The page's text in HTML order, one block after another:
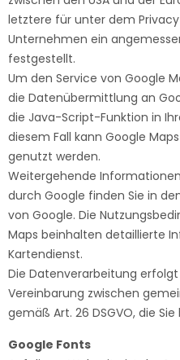
letztere für unter dem
Unternehmen ein
festgestellt.
Um den Service von Google
die Datenübermittlung an
die Java-Script-Funktion in
diesem Fall kann Google
genutzt werden.
Weitergehende
durch Google finden Sie in
von Google. Die
Maps beinhalten detaillierte
Kartendienst.
Die Datenverarbeitung
Vereinbarung zwischen
gemäß Art. 26 DSGVO, die Sie
Google Fonts